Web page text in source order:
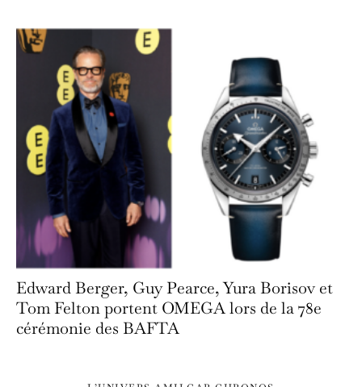
Edward Berger, Guy Pearce, Yura Borisov et
Tom Felton portent OMEGA lors de la 78e
cérémonie des BAFTA